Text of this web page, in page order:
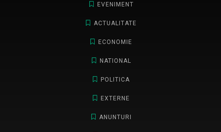
EVENIMENT
ACTUALITATE
ECONOMIE
NATIONAL
POLITICA
EXTERNE
ANUNTURI